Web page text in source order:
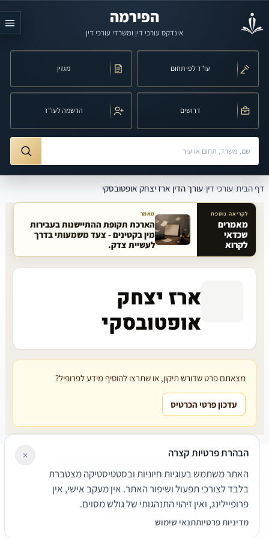
הפירמה
אינדקס עורכי דין ומשרדי עורכי דין
עו"ד לפי תחום מגזין
דרושים הרשמה לעו"ד
חיפוש לפי שם, משרד, תחום משפט או עיר
דף הבית/עורכי דין/עורך הדין ארז יצחק אופטובסקי
מאמרים קשורים באתר
לקריאה נוספת
מאמרים
שכדאי
לקרוא
מאמר
הארכת תקופת ההתיישנות בעבירות
מין בקטינים - צעד משמעותי בדרך
לעשיית צדק.
ארז יצחק
אופטובסקי
מצאתם פרט שדורש תיקון, או שתרצו להוסיף מידע לפרופיל?
עדכון פרטי הכרטיס
שירותים משפטיים
דרושים צור קשר נגישותפרטיות
תנאי שימוש
© 2026 הפירמה. כל הזכויות שמורות.
הבהרת פרטיות קצרה
האתר משתמש בעוגיות חיוניות ובסטטיסטיקה מצטברת
בלבד לצורכי תפעול ושיפור האתר. אין מעקב אישי, אין
פרופיילינג, ואין זיהוי התנהגותי של גולש מסוים.
מדיניות פרטיותתנאי שימוש
×